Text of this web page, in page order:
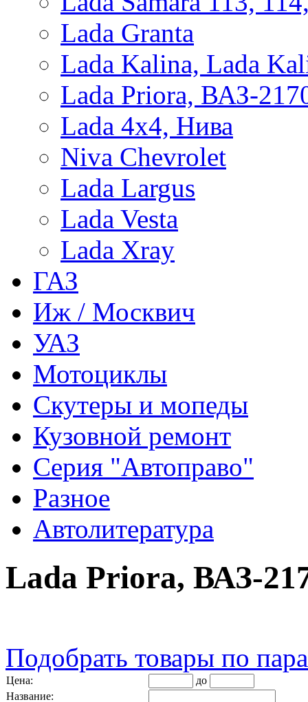
Lada Granta
Lada Kalina, Lada
Lada Priora, ВАЗ-
Lada 4x4, Нива
Niva Chevrolet
Lada Largus
Lada Vesta
Lada Xray
ГАЗ
Иж / Москвич
УАЗ
Мотоциклы
Скутеры и мопеды
Кузовной ремонт
Серия "Автоправо"
Разное
Автолитература
Lada Priora, ВАЗ-
Подобрать товары по
Цена:
до
Название: